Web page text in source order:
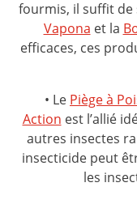
fourmis, il suffit
Vapona et la
efficaces, ces
• Le Piège à
Action est l’allié
autres insectes
insecticide peut
les